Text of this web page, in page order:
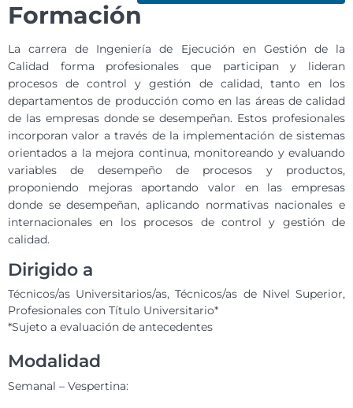
Formación
La carrera de Ingeniería de Ejecución en Gestión de la
Calidad forma profesionales que participan y lideran
procesos de control y gestión de calidad, tanto en los
departamentos de producción como en las áreas de calidad
de las empresas donde se desempeñan. Estos profesionales
incorporan valor a través de la implementación de sistemas
orientados a la mejora continua, monitoreando y evaluando
variables de desempeño de procesos y productos,
proponiendo mejoras aportando valor en las empresas
donde se desempeñan, aplicando normativas nacionales e
internacionales en los procesos de control y gestión de
calidad.
Dirigido a
Técnicos/as Universitarios/as, Técnicos/as de Nivel Superior,
Profesionales con Título Universitario*
*Sujeto a evaluación de antecedentes
Modalidad
Semanal – Vespertina: